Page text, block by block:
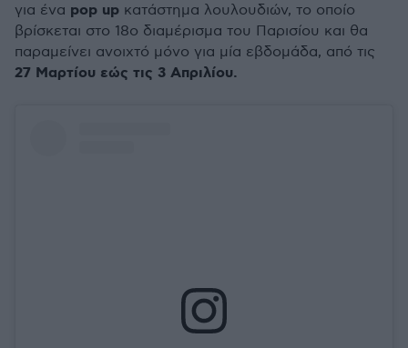
για ένα pop up κατάστημα λουλουδιών, το οποίο
βρίσκεται στο 18ο διαμέρισμα του Παρισίου και θα
παραμείνει ανοιχτό μόνο για μία εβδομάδα, από τις
27 Μαρτίου εώς τις 3 Απριλίου.